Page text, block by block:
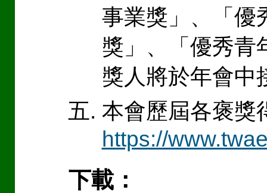
事業獎」、「優
獎」、「優秀青
獎人將於年會中
本會歷屆各褒獎
https://
下載：